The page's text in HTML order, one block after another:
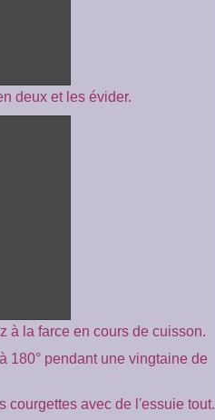
deux et les évider.
à la farce en cours de cuisson.
180° pendant une vingtaine de
courgettes avec de l'essuie tout.